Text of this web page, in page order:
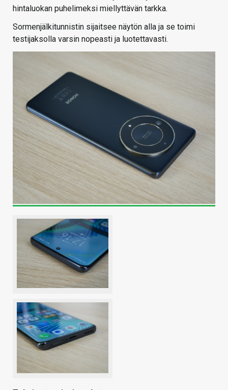
hintaluokan puhelimeksi miellyttävän tarkka.
Sormenjälkitunnistin sijaitsee näytön alla ja se toimi
testijaksolla varsin nopeasti ja luotettavasti.